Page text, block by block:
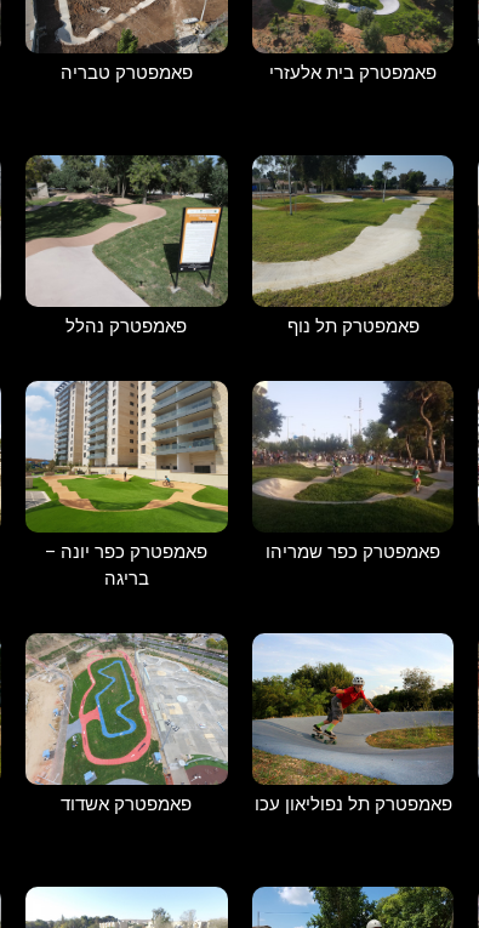
פאמפטרק בית אלעזרי פאמפטרק טבריה
פאמפטרק תל נוף פאמפטרק נהלל
פאמפטרק כפר שמריהו
פאמפטרק כפר יונה –
בריגה
פאמפטרק תל נפוליאון עכו פאמפטרק אשדוד